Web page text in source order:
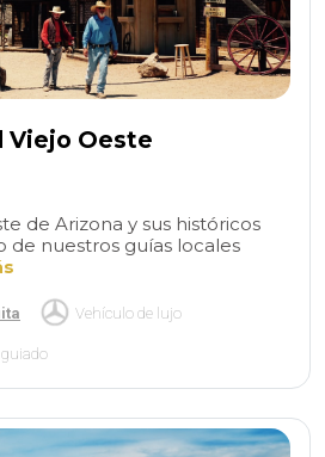
Viejo Oeste
de Arizona y sus históricos
de nuestros guías locales
Vehículo de lujo